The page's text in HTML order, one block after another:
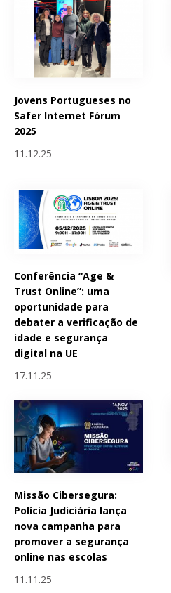
Jovens Portugueses no
Safer Internet Fórum
2025
11.12.25
Conferência “Age &
Trust Online”: uma
oportunidade para
debater a verificação de
idade e segurança
digital na UE
17.11.25
Missão Cibersegura:
Polícia Judiciária lança
nova campanha para
promover a segurança
online nas escolas
11.11.25